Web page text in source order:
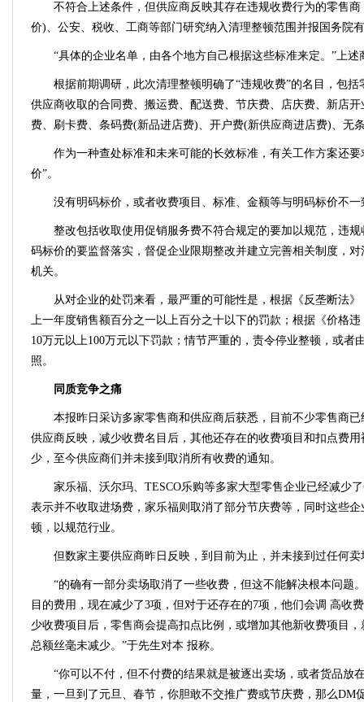
不符合上述条件，但供应商反映其存在违规收费行为的零售
价)、公安、税收、工商等部门研究纳入清理整顿范围并报国务院
“具体的企业名单，由各个地方自己根据这些标准来定。”上
根据前期调研，此次清理整顿明确了“违规收费”的名目，包
供应商收取的合同费、搬运费、配送费、节庆费、店庆费、新店
费、刷卡费、条码费(新品进店费)、开户费(新供应商进店费)、无
作为一种查处标准和未来可能的长效标准，有关工作方案还
价”。
没有明码标价，或者收费项目、标准、金额等与明码标价不
整改包括收取使用促销服务费不符合规定的要加以规范，违
码标价的要监督落实，督促企业限期整改并建立完善相关制度，
机关。
从对企业的处罚来看，最严重的可能性是，根据《反垄断法
上一年度销售额百分之一以上百分之十以下的罚款；根据《价格
10万元以上100万元以下罚款；情节严重的，责令停业整顿，或者
照。
同质竞争之痛
本报昨日采访多家零售商和供应商后获悉，目前不少零售商
供应商反映，减少收费名目后，其他还存在的收费项目和扣点费
少，至今供应商们并未接到取消所有收费的通知。
家乐福、沃尔玛、TESCO乐购等多家大型零售企业已经减少
表示并不收取进场费，家乐福则取消了部分节庆费等，同时这些
顿，以规范行业。
但数家主要供应商昨日反映，到目前为止，并未接到过任何
“的确有一部分卖场取消了一些收费，但这不能解决根本问题
目的费用，现在减少了3项，但对于还存在的7项，他们会调 高收
少收费项目后，零售商会提高扣点比例，或增加其他新收费项目
总额丝毫未减少。”于先生对本 报称。
“你可以不付，但不付费的结果就是被逐出卖场，或者货品放
量，一旦到了元旦、春节，你胆敢不交推广费或节庆费，那么DM